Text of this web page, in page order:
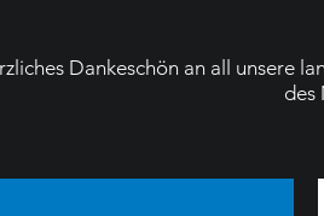
Dankeschön an all unsere
des